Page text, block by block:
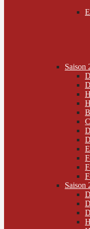
Saison
Saison